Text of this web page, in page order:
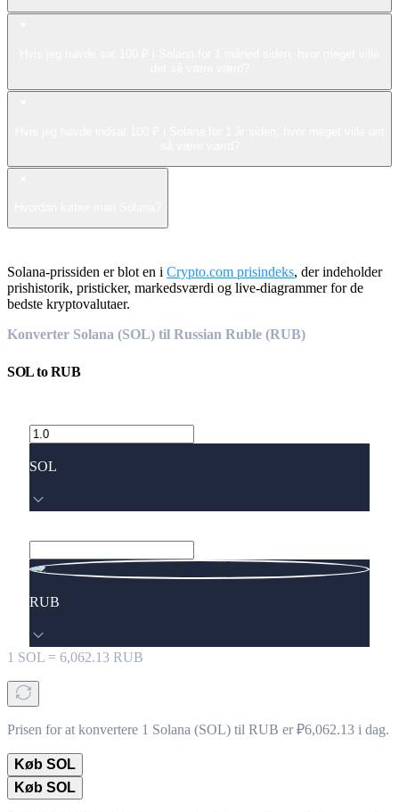
Solana-prissiden er blot en i Crypto.com prisindeks, der indeholder
prishistorik, pristicker, markedsværdi og live-diagrammer for de
bedste kryptovalutaer.
Konverter Solana (SOL) til Russian Ruble (RUB)
SOLtoRUB
SOL
RUB
1 SOL = 6,062.13 RUB
Prisen for at konvertere 1 Solana (SOL) til RUB er ₽6,062.13 i dag.
Køb SOL
Køb SOL